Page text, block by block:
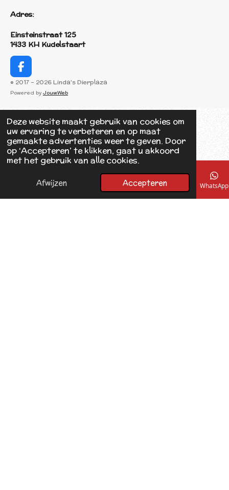
Deze website maakt gebruik van cookies om
uw ervaring te verbeteren en op maat
gemaakte advertenties weer te geven. Door
op ‘Accepteren’ te klikken, gaat u akkoord
met het gebruik van alle cookies.
Afwijzen Accepteren
Adres:
Einsteinstraat 125
1433 KH Kudelstaart
F
a
c
b
o
o
k
© 2017 - 2026 Linda's Dierplaza
Powered by JouwWeb
E-mailadres Telefoonnummer Kaart Facebook WhatsApp